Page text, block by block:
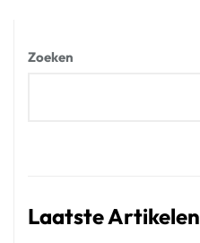
Zoeken
Laatste Artikelen